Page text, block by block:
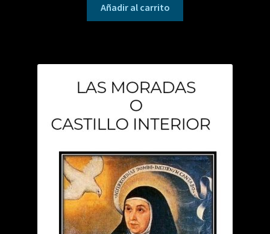
Añadir al carrito